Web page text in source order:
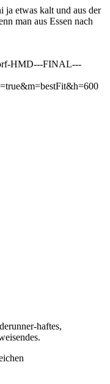
ja etwas kalt und aus der
man aus Essen nach
haftes,